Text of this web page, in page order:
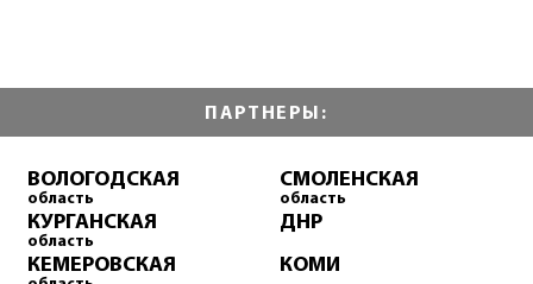
ПАРТНЕРЫ:
ВОЛОГОДСКАЯ
область
КУРГАНСКАЯ
область
КЕМЕРОВСКАЯ
СМОЛЕНСКАЯ
область
ДНР
КОМИ